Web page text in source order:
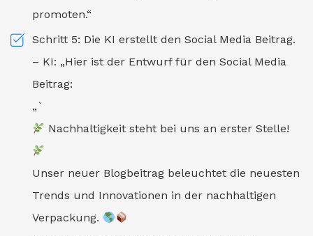
promoten.“
Schritt 5: Die KI erstellt den Social Media Beitrag.
– KI: „Hier ist der Entwurf für den Social Media
Beitrag:
„`
Nachhaltigkeit steht bei uns an erster Stelle!
Unser neuer Blogbeitrag beleuchtet die neuesten
Trends und Innovationen in der nachhaltigen
Verpackung.